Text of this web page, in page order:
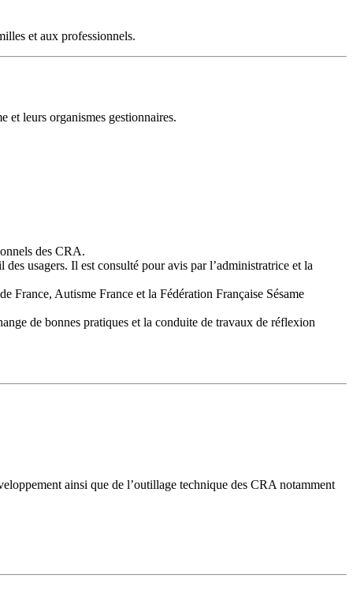
et aux professionnels.
et leurs organismes gestionnaires.
des CRA.
usagers. Il est consulté pour avis par l’administratrice et la
Autisme France et la Fédération Française Sésame
de bonnes pratiques et la conduite de travaux de réflexion
ainsi que de l’outillage technique des CRA notamment